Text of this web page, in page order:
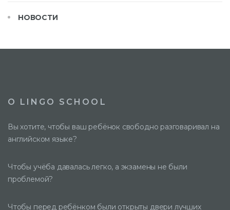
НОВОСТИ
О LINGO SCHOOL
Вы хотите, чтобы ваш ребёнок свободно разговаривал на
английском языке?
Чтобы учёба давалась легко, а экзамены не были
проблемой?
Чтобы перед ребёнком были открыты двери лучших